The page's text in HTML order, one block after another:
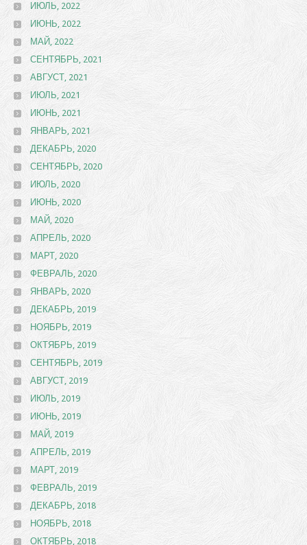
ИЮЛЬ, 2022
ИЮНЬ, 2022
МАЙ, 2022
СЕНТЯБРЬ, 2021
АВГУСТ, 2021
ИЮЛЬ, 2021
ИЮНЬ, 2021
ЯНВАРЬ, 2021
ДЕКАБРЬ, 2020
СЕНТЯБРЬ, 2020
ИЮЛЬ, 2020
ИЮНЬ, 2020
МАЙ, 2020
АПРЕЛЬ, 2020
МАРТ, 2020
ФЕВРАЛЬ, 2020
ЯНВАРЬ, 2020
ДЕКАБРЬ, 2019
НОЯБРЬ, 2019
ОКТЯБРЬ, 2019
СЕНТЯБРЬ, 2019
АВГУСТ, 2019
ИЮЛЬ, 2019
ИЮНЬ, 2019
МАЙ, 2019
АПРЕЛЬ, 2019
МАРТ, 2019
ФЕВРАЛЬ, 2019
ДЕКАБРЬ, 2018
НОЯБРЬ, 2018
ОКТЯБРЬ, 2018